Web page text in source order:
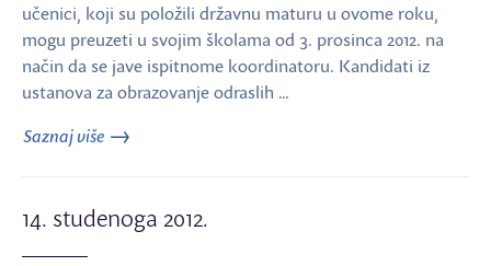
učenici, koji su položili državnu maturu u ovome roku,
mogu preuzeti u svojim školama od 3. prosinca 2012. na
način da se jave ispitnome koordinatoru. Kandidati iz
ustanova za obrazovanje odraslih …
Saznaj više
14. studenoga 2012.